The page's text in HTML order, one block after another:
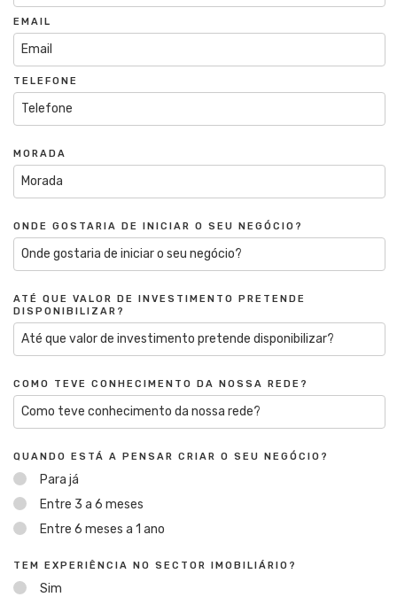
EMAIL
TELEFONE
MORADA
ONDE GOSTARIA DE INICIAR O SEU NEGÓCIO?
ATÉ QUE VALOR DE INVESTIMENTO PRETENDE
DISPONIBILIZAR?
COMO TEVE CONHECIMENTO DA NOSSA REDE?
QUANDO ESTÁ A PENSAR CRIAR O SEU NEGÓCIO?
Para já
Entre 3 a 6 meses
Entre 6 meses a 1 ano
TEM EXPERIÊNCIA NO SECTOR IMOBILIÁRIO?
Sim